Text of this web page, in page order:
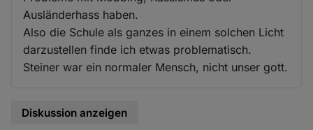
Ausländerhass haben.
Also die Schule als ganzes in einem solchen Licht
darzustellen finde ich etwas problematisch.
Steiner war ein normaler Mensch, nicht unser gott.
Diskussion anzeigen